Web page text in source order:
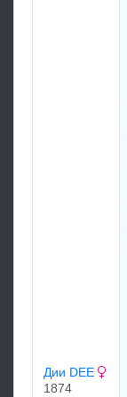
Дии DEE
1874